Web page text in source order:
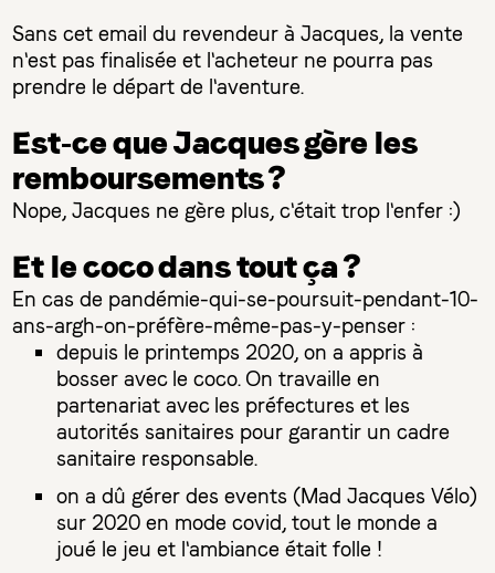
Sans cet email du revendeur à Jacques, la vente
n'est pas finalisée et l'acheteur ne pourra pas
prendre le départ de l'aventure.
Est-ce que Jacques gère les
remboursements ?
Nope, Jacques ne gère plus, c'était trop l'enfer :)
Et le coco dans tout ça ?
En cas de pandémie-qui-se-poursuit-pendant-10-
ans-argh-on-préfère-même-pas-y-penser :
depuis le printemps 2020, on a appris à
bosser avec le coco. On travaille en
partenariat avec les préfectures et les
autorités sanitaires pour garantir un cadre
sanitaire responsable.
on a dû gérer des events (Mad Jacques Vélo)
sur 2020 en mode covid, tout le monde a
joué le jeu et l'ambiance était folle !